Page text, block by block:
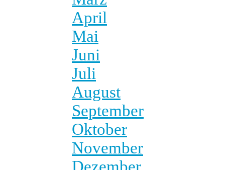
April
Mai
Juni
Juli
August
September
Oktober
November